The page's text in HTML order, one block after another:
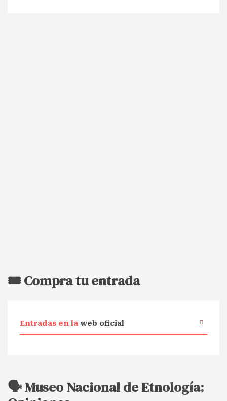
🎟️ Compra tu entrada
Entradas en la web oficial
🗣️ Museo Nacional de Etnología: